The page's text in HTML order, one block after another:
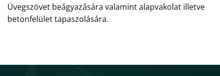
Üvegszövet beágyazására valamint alapvakolat illetve
betonfelület tapaszolására.